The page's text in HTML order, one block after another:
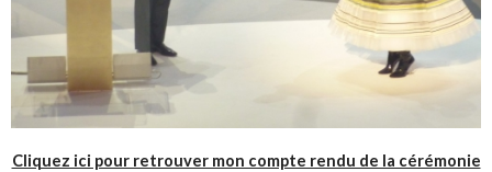
Cliquez ici pour retrouver mon compte rendu de la cérémonie